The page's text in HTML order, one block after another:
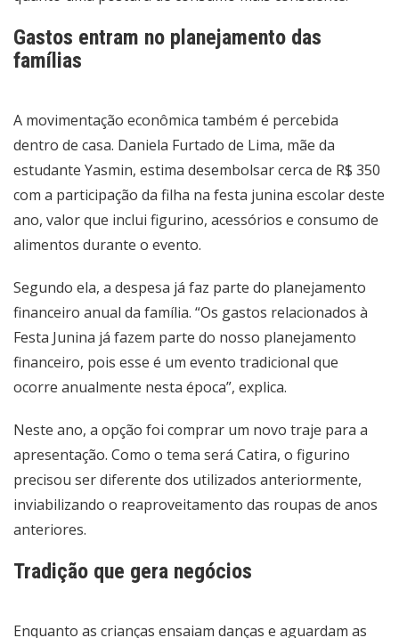
Gastos entram no planejamento das
famílias
A movimentação econômica também é percebida
dentro de casa. Daniela Furtado de Lima, mãe da
estudante Yasmin, estima desembolsar cerca de R$ 350
com a participação da filha na festa junina escolar deste
ano, valor que inclui figurino, acessórios e consumo de
alimentos durante o evento.
Segundo ela, a despesa já faz parte do planejamento
financeiro anual da família. “Os gastos relacionados à
Festa Junina já fazem parte do nosso planejamento
financeiro, pois esse é um evento tradicional que
ocorre anualmente nesta época”, explica.
Neste ano, a opção foi comprar um novo traje para a
apresentação. Como o tema será Catira, o figurino
precisou ser diferente dos utilizados anteriormente,
inviabilizando o reaproveitamento das roupas de anos
anteriores.
Tradição que gera negócios
Enquanto as crianças ensaiam danças e aguardam as